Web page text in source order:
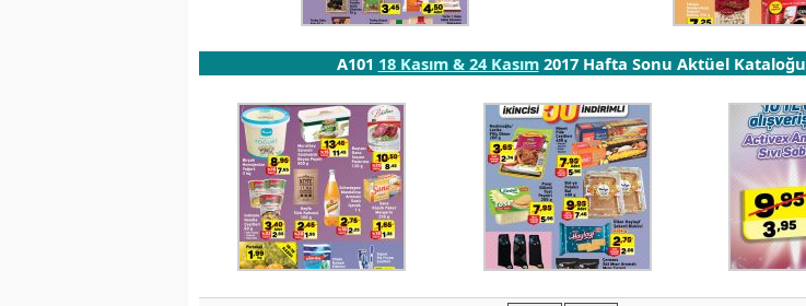
A101 18 Kasım & 24 Kasım2017 Hafta Sonu Aktüel Kataloğu